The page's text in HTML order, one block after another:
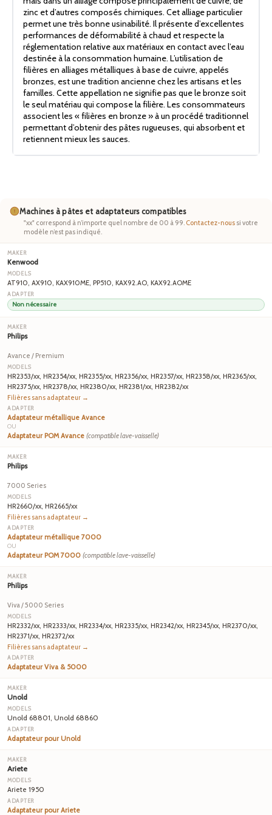
zinc et d’autres composés chimiques. Cet alliage particulier
permet une très bonne usinabilité. Il présente d’excellentes
performances de déformabilité à chaud et respecte la
réglementation relative aux matériaux en contact avec l’eau
destinée à la consommation humaine. L’utilisation de
filières en alliages métalliques à base de cuivre, appelés
bronzes, est une tradition ancienne chez les artisans et les
familles. Cette appellation ne signifie pas que le bronze soit
le seul matériau qui compose la filière. Les consommateurs
associent les « filières en bronze » à un procédé traditionnel
permettant d’obtenir des pâtes rugueuses, qui absorbent et
retiennent mieux les sauces.
Machines à pâtes et adaptateurs compatibles
"xx" correspond à n’importe quel nombre de 00 à 99. Contactez-nous si votre
modèle n’est pas indiqué.
Kenwood
AT910, AX910, KAX910ME, PP510, KAX92.AO, KAX92.AOME
Non nécessaire
Philips
Avance / Premium
HR2353/xx, HR2354/xx, HR2355/xx, HR2356/xx, HR2357/xx, HR2358/xx, HR2365/xx,
HR2375/xx, HR2378/xx, HR2380/xx, HR2381/xx, HR2382/xx
Filières sans adaptateur →
Adaptateur métallique Avance
OU
Adaptateur POM Avance (compatible lave-vaisselle)
Philips
7000 Series
HR2660/xx, HR2665/xx
Filières sans adaptateur →
Adaptateur métallique 7000
OU
Adaptateur POM 7000 (compatible lave-vaisselle)
Philips
Viva / 5000 Series
HR2332/xx, HR2333/xx, HR2334/xx, HR2335/xx, HR2342/xx, HR2345/xx, HR2370/xx,
HR2371/xx, HR2372/xx
Filières sans adaptateur →
Adaptateur Viva & 5000
Unold
Unold 68801, Unold 68860
Adaptateur pour Unold
Ariete
Ariete 1950
Adaptateur pour Ariete